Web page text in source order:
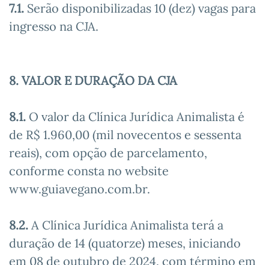
7.1. Serão disponibilizadas 10 (dez) vagas para
ingresso na CJA.
8. VALOR E DURAÇÃO DA CJA
8.1. O valor da Clínica Jurídica Animalista é
de R$ 1.960,00 (mil novecentos e sessenta
reais), com opção de parcelamento,
conforme consta no website
www.guiavegano.com.br.
8.2. A Clínica Jurídica Animalista terá a
duração de 14 (quatorze) meses, iniciando
em 08 de outubro de 2024, com término em